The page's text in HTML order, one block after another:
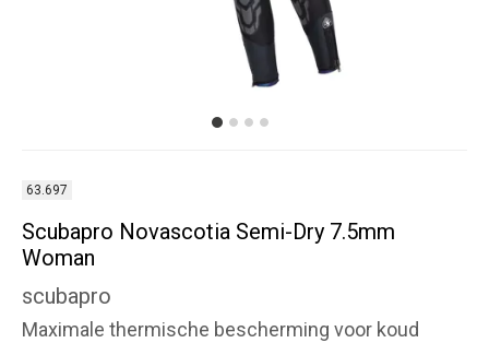
63.697
Scubapro Novascotia Semi-Dry 7.5mm
Woman
scubapro
Maximale thermische bescherming voor koud